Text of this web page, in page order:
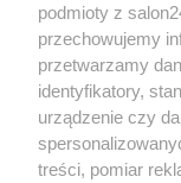
Kultura
podmioty z
przechowujemy
przetwarzamy
identyfikatory,
urządzenie czy
treści, pomiar